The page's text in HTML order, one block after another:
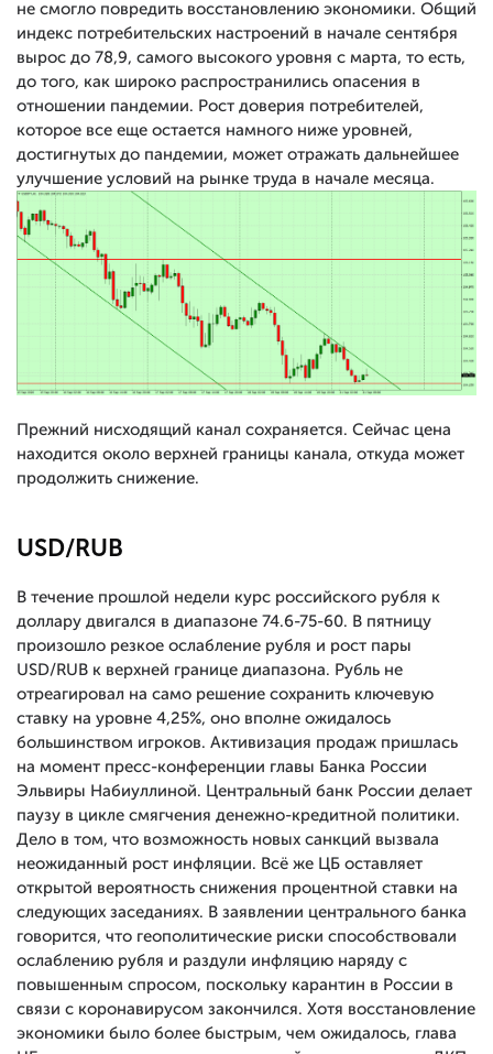
не смогло повредить восстановлению экономики. Общий
индекс потребительских настроений в начале сентября
вырос до 78,9, самого высокого уровня с марта, то есть,
до того, как широко распространились опасения в
отношении пандемии. Рост доверия потребителей,
которое все еще остается намного ниже уровней,
достигнутых до пандемии, может отражать дальнейшее
улучшение условий на рынке труда в начале месяца.
Прежний нисходящий канал сохраняется. Сейчас цена
находится около верхней границы канала, откуда может
продолжить снижение.
USD/RUB
В течение прошлой недели курс российского рубля к
доллару двигался в диапазоне 74.6-75-60. В пятницу
произошло резкое ослабление рубля и рост пары
USD/RUB к верхней границе диапазона. Рубль не
отреагировал на само решение сохранить ключевую
ставку на уровне 4,25%, оно вполне ожидалось
большинством игроков. Активизация продаж пришлась
на момент пресс-конференции главы Банка России
Эльвиры Набиуллиной. Центральный банк России делает
паузу в цикле смягчения денежно-кредитной политики.
Дело в том, что возможность новых санкций вызвала
неожиданный рост инфляции. Всё же ЦБ оставляет
открытой вероятность снижения процентной ставки на
следующих заседаниях. В заявлении центрального банка
говорится, что геополитические риски способствовали
ослаблению рубля и раздули инфляцию наряду с
повышенным спросом, поскольку карантин в России в
связи с коронавирусом закончился. Хотя восстановление
экономики было более быстрым, чем ожидалось, глава